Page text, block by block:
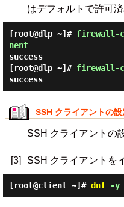
はデフォルトで許可
[root@dlp ~]# firewall-
nent
success
[root@dlp ~]# firewall-
success
SSH クライアントの
SSH クライアントの
[3] SSH クライアントを
[root@client ~]# dnf-y